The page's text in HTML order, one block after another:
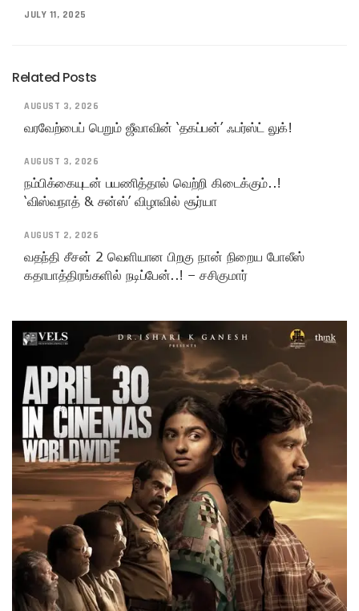
JULY 11, 2025
Related Posts
AUGUST 3, 2026
வரவேற்பைப் பெறும் ஜீவாவின் ‘தகப்பன்’ ஃபர்ஸ்ட் லுக்!
AUGUST 3, 2026
நம்பிக்கையுடன் பயணித்தால் வெற்றி கிடைக்கும்..!
‘விஸ்வநாத் & சன்ஸ்’ விழாவில் சூர்யா
AUGUST 2, 2026
வதந்தி சீசன் 2 வெளியான பிறகு நான் நிறைய போலீஸ்
கதாபாத்திரங்களில் நடிப்பேன்..! – சசிகுமார்